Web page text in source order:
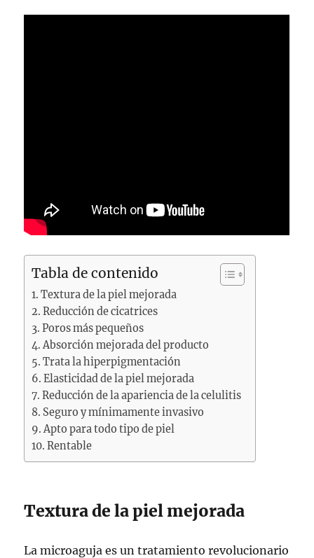
Tabla de contenido
Textura de la piel mejorada
Reducción de cicatrices
Poros más pequeños
Absorción mejorada del producto
Trata la hiperpigmentación
Elasticidad de la piel mejorada
Reducción de la apariencia de la celulitis
Seguro y mínimamente invasivo
Apto para todo tipo de piel
Rentable
Textura de la piel mejorada
La microaguja es un tratamiento revolucionario